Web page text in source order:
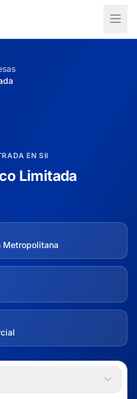
EN SII
Limitada
Metropolitana